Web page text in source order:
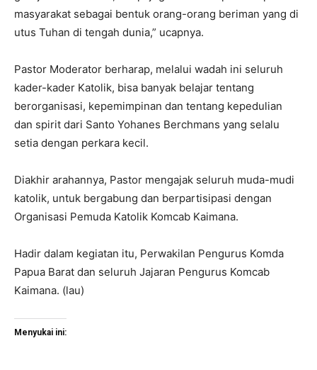
masyarakat sebagai bentuk orang-orang beriman yang di
utus Tuhan di tengah dunia,” ucapnya.
Pastor Moderator berharap, melalui wadah ini seluruh
kader-kader Katolik, bisa banyak belajar tentang
berorganisasi, kepemimpinan dan tentang kepedulian
dan spirit dari Santo Yohanes Berchmans yang selalu
setia dengan perkara kecil.
Diakhir arahannya, Pastor mengajak seluruh muda-mudi
katolik, untuk bergabung dan berpartisipasi dengan
Organisasi Pemuda Katolik Komcab Kaimana.
Hadir dalam kegiatan itu, Perwakilan Pengurus Komda
Papua Barat dan seluruh Jajaran Pengurus Komcab
Kaimana. (lau)
Menyukai ini: